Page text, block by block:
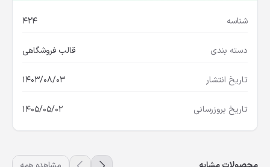
شناسه 424
دسته بندی قالب فروشگاهی
تاریخ انتشار 1403/08/03
تاریخ بروزرسانی 1405/05/02